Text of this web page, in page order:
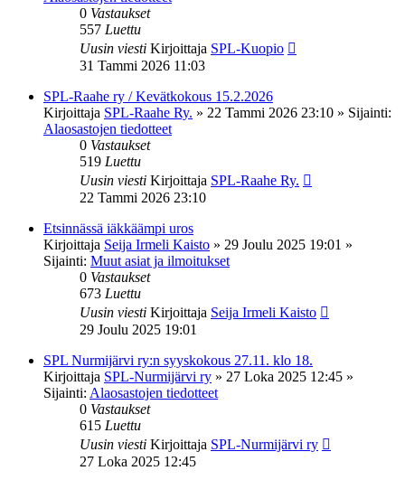
0 Vastaukset
557 Luettu
Uusin viesti Kirjoittaja SPL-Kuopio
31 Tammi 2026 11:03
SPL-Raahe ry / Kevätkokous 15.2.2026
Kirjoittaja SPL-Raahe Ry. » 22 Tammi 2026 23:10 » Sijainti:
Alaosastojen tiedotteet
0 Vastaukset
519 Luettu
Uusin viesti Kirjoittaja SPL-Raahe Ry.
22 Tammi 2026 23:10
Etsinnässä iäkkäämpi uros
Kirjoittaja Seija Irmeli Kaisto » 29 Joulu 2025 19:01 »
Sijainti: Muut asiat ja ilmoitukset
0 Vastaukset
673 Luettu
Uusin viesti Kirjoittaja Seija Irmeli Kaisto
29 Joulu 2025 19:01
SPL Nurmijärvi ry:n syyskokous 27.11. klo 18.
Kirjoittaja SPL-Nurmijärvi ry » 27 Loka 2025 12:45 »
Sijainti: Alaosastojen tiedotteet
0 Vastaukset
615 Luettu
Uusin viesti Kirjoittaja SPL-Nurmijärvi ry
27 Loka 2025 12:45